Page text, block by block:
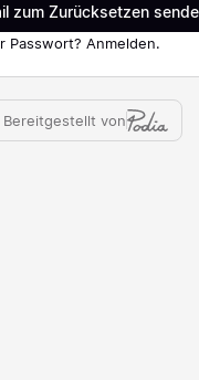
zum Zurücksetzen
Passwort? Anmelden.
Bereitgestellt von